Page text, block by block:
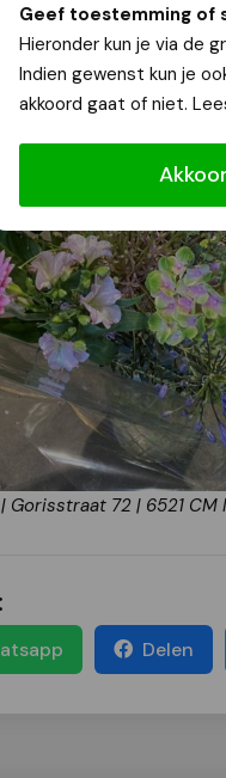
Geef toestemming of
Hieronder kun je via de
Indien gewenst kun je
akkoord gaat of niet.
72 | 6521 CM
Delen